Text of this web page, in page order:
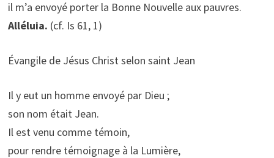
il m’a envoyé porter la Bonne Nouvelle aux pauvres.
Alléluia. (cf. Is 61, 1)
Évangile de Jésus Christ selon saint Jean
Il y eut un homme envoyé par Dieu ;
son nom était Jean.
Il est venu comme témoin,
pour rendre témoignage à la Lumière,